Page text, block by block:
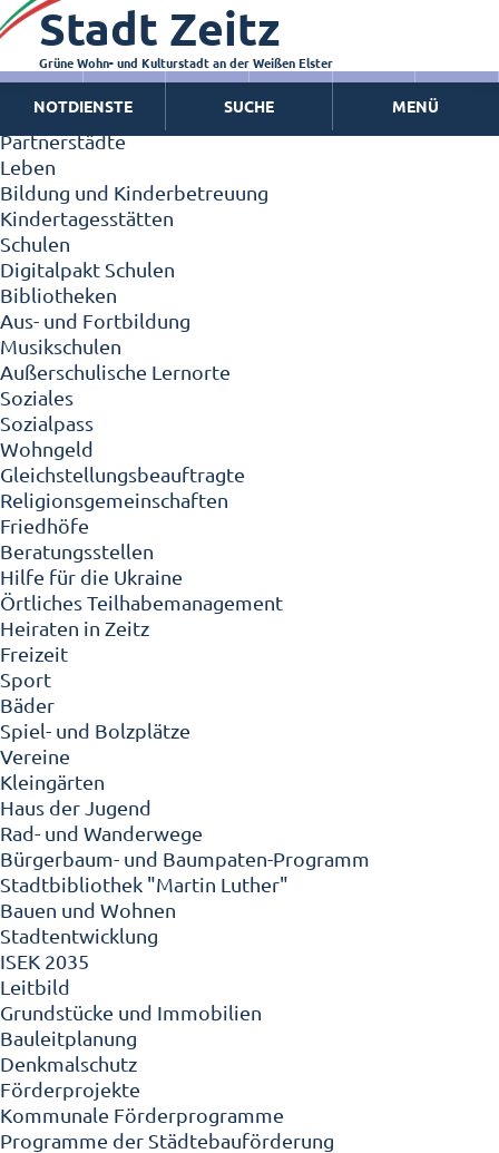
Zeitz - Die Kleinstadt
Willkommen in Zeitz!
Interview mit Oberbürgermeister Christian Thieme
Zeitz - Stadt der Zukunft
Ortschaften
Partnerstädte
Leben
Bildung und Kinderbetreuung
Kindertagesstätten
Schulen
Digitalpakt Schulen
Bibliotheken
Aus- und Fortbildung
Musikschulen
Außerschulische Lernorte
Soziales
Sozialpass
Wohngeld
Gleichstellungsbeauftragte
Religionsgemeinschaften
Friedhöfe
Beratungsstellen
Hilfe für die Ukraine
Örtliches Teilhabemanagement
Heiraten in Zeitz
Freizeit
Sport
Bäder
Spiel- und Bolzplätze
Vereine
Kleingärten
Haus der Jugend
Rad- und Wanderwege
Bürgerbaum- und Baumpaten-Programm
Stadtbibliothek "Martin Luther"
Bauen und Wohnen
Stadtentwicklung
ISEK 2035
Leitbild
Grundstücke und Immobilien
Bauleitplanung
Denkmalschutz
Förderprojekte
Kommunale Förderprogramme
Programme der Städtebauförderung
Stadt Zeitz
Grüne Wohn- und Kulturstadt an der Weißen Elster
NOTDIENSTE SUCHE MENÜ